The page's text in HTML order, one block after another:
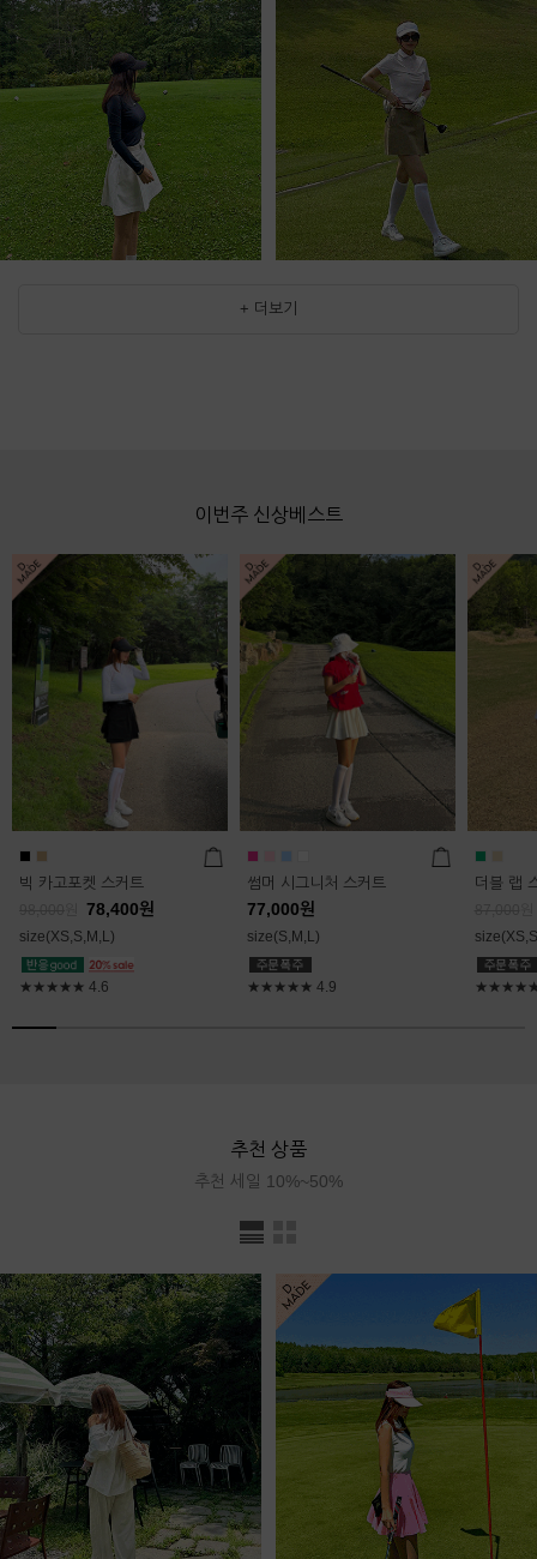
+ 더보기
이번주 신상베스트
빅 카고포켓 스커트
78,400원
size(XS,S,M,L)
★★★★★ 4.6
썸머 시그니처 스커트
77,000원
size(S,M,L)
★★★★★ 4.9
더블 랩
추천 상품
추천 세일 10%~50%